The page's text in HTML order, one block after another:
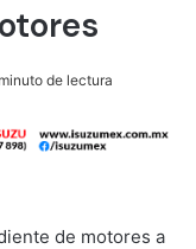
de lectura
de motores a